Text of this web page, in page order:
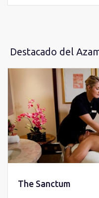
Destacado del
The Sanctum